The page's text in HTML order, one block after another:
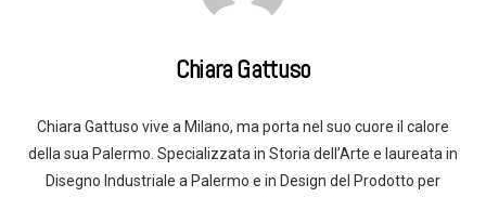
Chiara Gattuso
Chiara Gattuso vive a Milano, ma porta nel suo cuore il calore
della sua Palermo. Specializzata in Storia dell’Arte e laureata in
Disegno Industriale a Palermo e in Design del Prodotto per